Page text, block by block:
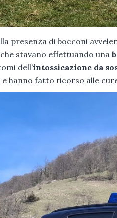
presenza di bocconi
stavano effettuando una
dell’intossicazione da
hanno fatto ricorso alle